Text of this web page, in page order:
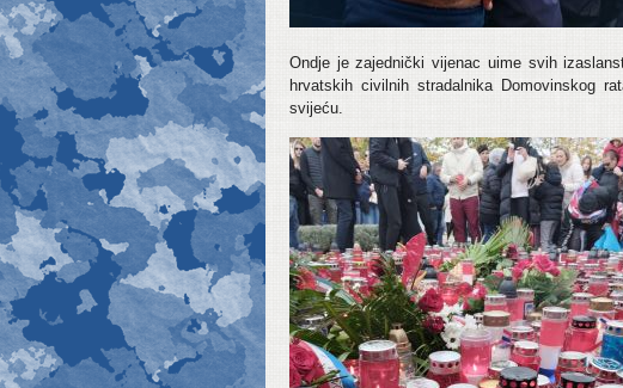
Ondje je zajednički vijenac uime svih
hrvatskih civilnih stradalnika Domovinskog
svijeću.